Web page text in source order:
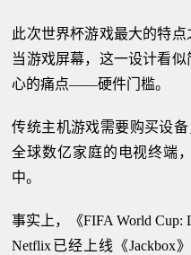
此次世界杯游戏最大的特
当游戏屏幕，这一设计看
心的痛点——硬件门槛。
传统主机游戏需要购买设
全球数亿家庭的电视终端
中。
事实上，《FIFA World Cup:
Netflix已经上线《Jackbox